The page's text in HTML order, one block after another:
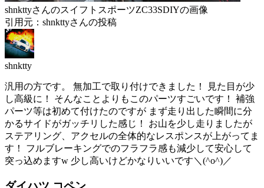
shnkttyさんのスイフトスポーツZC33SDIYの画像
引用元：shnkttyさんの投稿
shnktty
汎用の方です。 無加工で取り付けできました！ 見た目が少
し高級に！ そんなことよりもこのパーツすごいです！ 補強
パーツ等は初めて付けたのですが まず走り出した瞬間に分
かるサイドがガッチリした感じ！ お山を少し走りましたが
ステアリング、アクセルの全体的なレスポンスが上がってま
す！ フルブレーキングでのフラフラ感も減少して安心して
突っ込めますw 少し高いけどかなりいいです＼(^o^)／